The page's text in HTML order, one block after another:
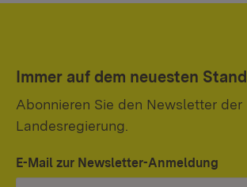
Immer auf dem neuesten Stand
Abonnieren Sie den Newsletter der
Landesregierung.
E-Mail zur Newsletter-Anmeldung